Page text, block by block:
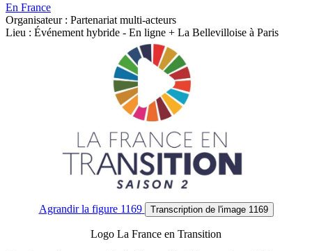
En France
Organisateur : Partenariat multi-acteurs
Lieu : Événement hybride - En ligne + La Bellevilloise à Paris
Agrandirla figure 1169 Transcription de l'image 1169
Logo La France en Transition